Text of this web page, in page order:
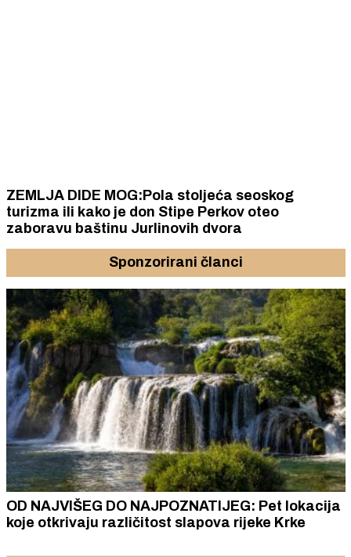
ZEMLJA DIDE MOG:Pola stoljeća seoskog
turizma ili kako je don Stipe Perkov oteo
zaboravu baštinu Jurlinovih dvora
Sponzorirani članci
OD NAJVIŠEG DO NAJPOZNATIJEG: Pet lokacija
koje otkrivaju različitost slapova rijeke Krke